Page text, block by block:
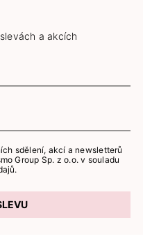
a akcích
sdělení, akcí a newsletterů
Group Sp. z o.o. v souladu